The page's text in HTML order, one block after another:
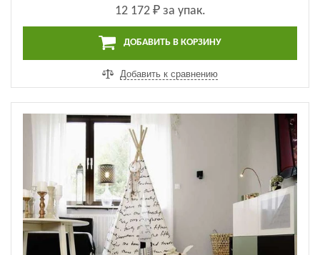
12 172 ₽за упак.
ДОБАВИТЬ В КОРЗИНУ
Добавить к сравнению